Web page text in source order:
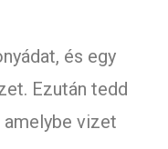
és egy
Ezután tedd
amelybe vizet